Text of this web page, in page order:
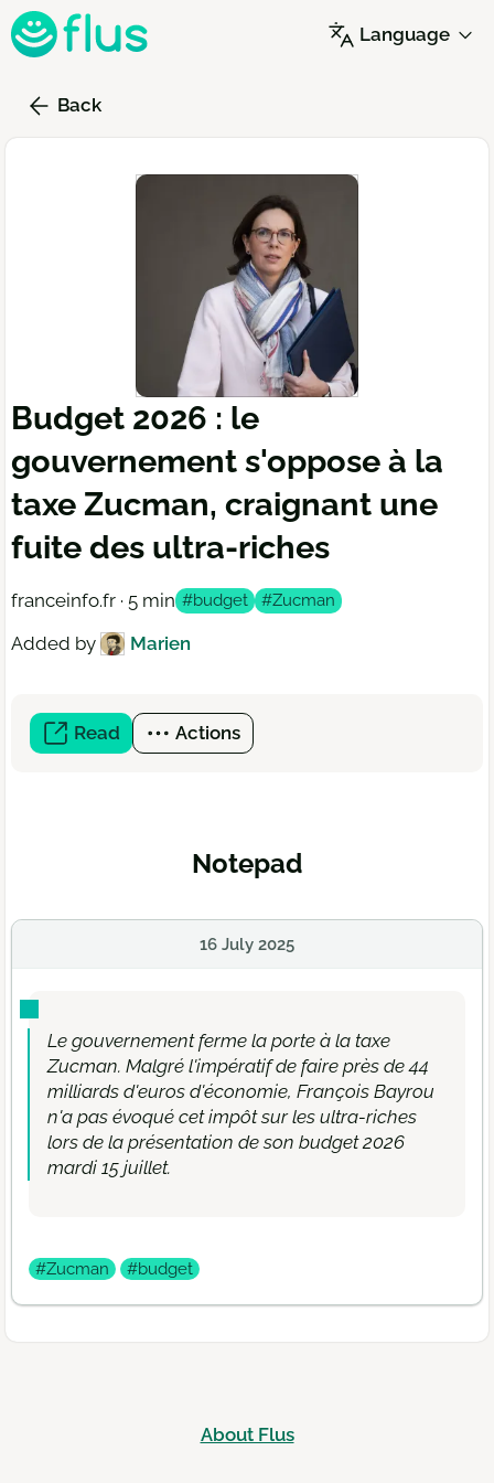
Skip
to
content
Language
Back
Budget 2026 : le
gouvernement s'oppose à la
taxe Zucman, craignant une
fuite des ultra-riches
franceinfo.fr · 5 min #budget #Zucman
Added by Marien
Read (open
a
Actions
Notepad
16 July 2025
Le gouvernement ferme la porte à la taxe
Zucman. Malgré l'impératif de faire près de 44
milliards d'euros d'économie, François Bayrou
n'a pas évoqué cet impôt sur les ultra-riches
lors de la présentation de son budget 2026
mardi 15 juillet.
#Zucman #budget
About Flus